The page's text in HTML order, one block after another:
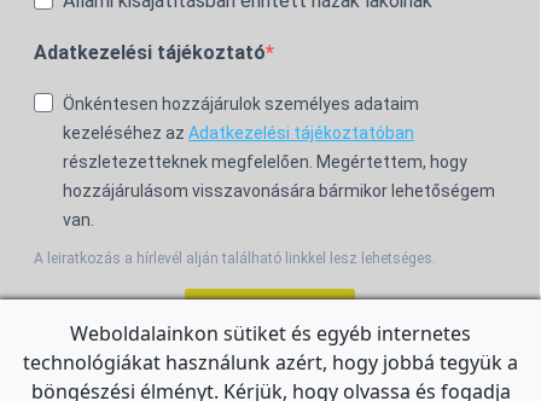
Adatkezelési tájékoztató
Önkéntesen hozzájárulok személyes adataim
kezeléséhez az Adatkezelési tájékoztatóban
részletezetteknek megfelelően. Megértettem, hogy
hozzájárulásom visszavonására bármikor lehetőségem
van.
A leiratkozás a hírlevél alján található linkkel lesz lehetséges.
For the English Newsletter, clickHERE.
Weboldalainkon sütiket és egyéb internetes
technológiákat használunk azért, hogy jobbá tegyük a
böngészési élményt. Kérjük, hogy olvassa és fogadja